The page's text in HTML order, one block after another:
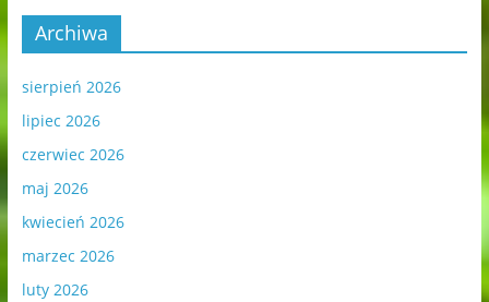
Archiwa
sierpień 2026
lipiec 2026
czerwiec 2026
maj 2026
kwiecień 2026
marzec 2026
luty 2026